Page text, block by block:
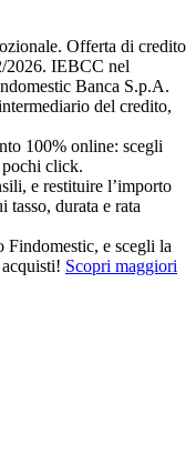
Offerta di credito
2026. IEBCC nel
Banca S.p.A.
del credito,
100% online: scegli
pochi click.
e restituire l’importo
durata e rata
Findomestic, e scegli la
Scopri maggiori